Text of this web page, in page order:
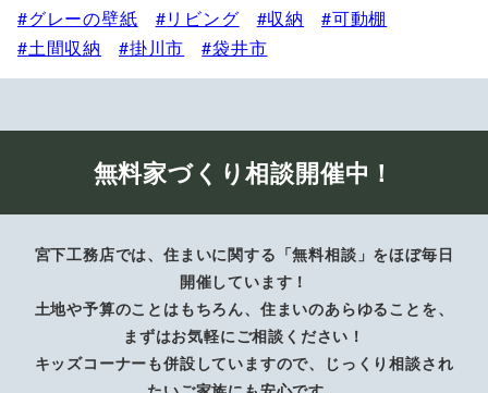
グレーの壁紙
リビング 収納
可動棚
土間収納
掛川市 袋井市
無料家づくり相談開催中！
宮下工務店では、住まいに関する「無料相談」をほぼ毎日
開催しています！
土地や予算のことはもちろん、住まいのあらゆることを、
まずはお気軽にご相談ください！
キッズコーナーも併設していますので、じっくり相談され